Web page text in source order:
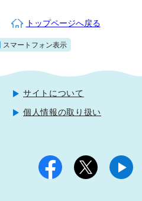
トップページへ戻る
スマートフォン表示
サイトについて
個人情報の取り扱い